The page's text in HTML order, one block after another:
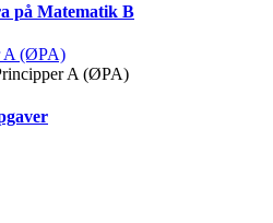
på Matematik B
A (ØPA)
A (ØPA)